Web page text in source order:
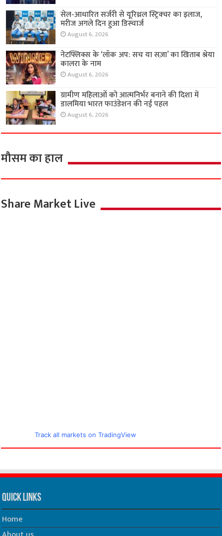
सेल-आधारित सर्जरी से यूरिथ्रल स्ट्रिक्चर का इलाज,
मरीज अगले दिन हुआ डिस्चार्ज
August 6, 2026
नेटफ्लिक्स के ‘लॉक अप: सच या सज़ा’ का खिताब श्रेया
कालरा के नाम
August 6, 2026
ग्रामीण महिलाओं को आत्मनिर्भर बनाने की दिशा में
डालमिया भारत फाउंडेशन की नई पहल
August 6, 2026
मौसम का हाल
Share Market Live
Track all markets on TradingView
Quick Links
Home